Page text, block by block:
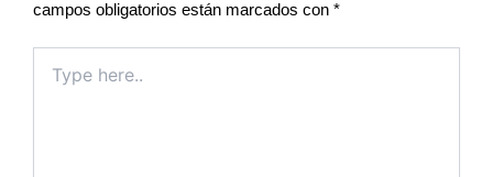
campos obligatorios están marcados con *
here..